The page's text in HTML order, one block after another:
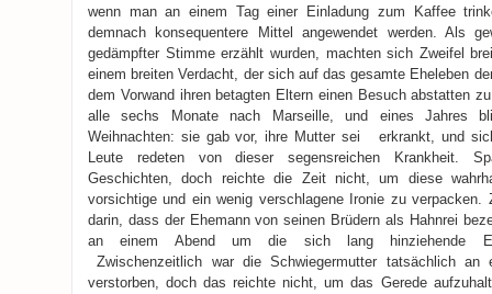
wenn man an einem Tag einer Einladung zum Kaffee
demnach konsequentere Mittel angewendet werden. Als
gedämpfter Stimme erzählt wurden, machten sich Zweifel
einem breiten Verdacht, der sich auf das gesamte Eheleben
dem Vorwand ihren betagten Eltern einen Besuch abstatten
alle sechs Monate nach Marseille, und eines Jahres
Weihnachten: sie gab vor, ihre Mutter sei erkrankt, und
Leute redeten von dieser segensreichen Krankheit.
Geschichten, doch reichte die Zeit nicht, um diese
vorsichtige und ein wenig verschlagene Ironie zu verpacken.
darin, dass der Ehemann von seinen Brüdern als Hahnrei
an einem Abend um die sich lang hinziehende
Zwischenzeitlich war die Schwiegermutter tatsächlich an
verstorben, doch das reichte nicht, um das Gerede